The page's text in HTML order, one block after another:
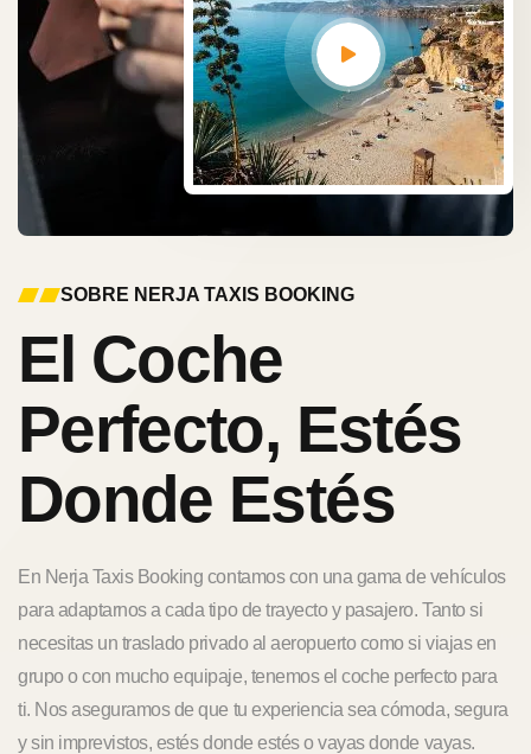
SOBRE NERJA TAXIS BOOKING
El Coche
Perfecto, Estés
Donde Estés
En Nerja Taxis Booking contamos con una gama de vehículos
para adaptarnos a cada tipo de trayecto y pasajero. Tanto si
necesitas un traslado privado al aeropuerto como si viajas en
grupo o con mucho equipaje, tenemos el coche perfecto para
ti. Nos aseguramos de que tu experiencia sea cómoda, segura
y sin imprevistos, estés donde estés o vayas donde vayas.